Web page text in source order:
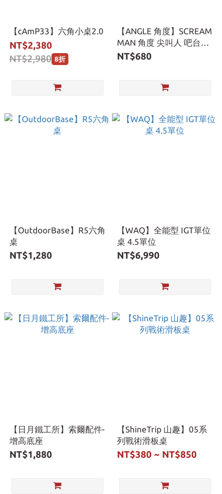
【cAmP33】六角小桌2.0
NT$2,380
NT$2,980 8折
【ANGLE 角度】SCREAM
MAN 角度 尖叫人 吧台防
水墊
NT$680
【OutdoorBase】R5六角
桌
NT$1,280
【WAQ】全能型 IGT單位
桌 4.5單位
NT$6,990
【日月鐵工所】索爾配件-
增高底座
NT$1,880
【ShineTrip 山趣】05系
列戰術滑板桌
NT$380 ~ NT$850